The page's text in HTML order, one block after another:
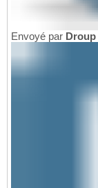
Envoyé par Droup